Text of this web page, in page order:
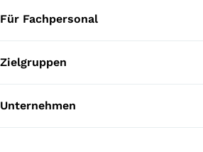
Für Fachpersonal
Zielgruppen
Unternehmen